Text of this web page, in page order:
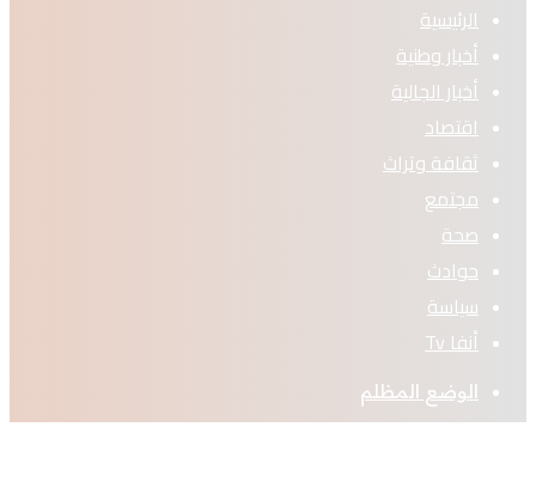
الرئيسية
أخبار وطنية
أخبار الجالية
اقتصاد
ثقافة وتراث
مجتمع
صحة
حوادث
سياسة
أنفا Tv
الوضع المظلم